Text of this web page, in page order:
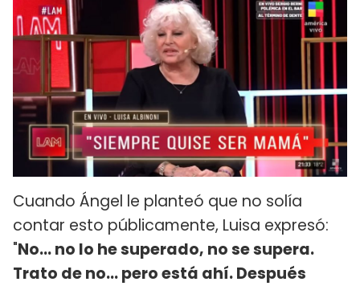
Cuando Ángel le planteó que no solía
contar esto públicamente, Luisa expresó:
"No... no lo he superado, no se supera.
Trato de no... pero está ahí. Después